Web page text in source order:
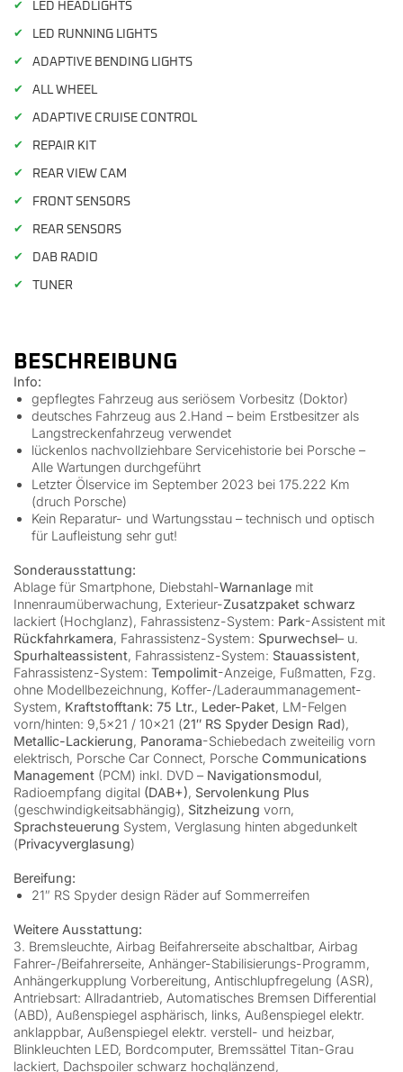
✔ LED HEADLIGHTS
✔ LED RUNNING LIGHTS
✔ ADAPTIVE BENDING LIGHTS
✔ ALL WHEEL
✔ ADAPTIVE CRUISE CONTROL
✔ REPAIR KIT
✔ REAR VIEW CAM
✔ FRONT SENSORS
✔ REAR SENSORS
✔ DAB RADIO
✔ TUNER
BESCHREIBUNG
Info:
gepflegtes Fahrzeug aus seriösem Vorbesitz (Doktor)
deutsches Fahrzeug aus 2.Hand – beim Erstbesitzer als
Langstreckenfahrzeug verwendet
lückenlos nachvollziehbare Servicehistorie bei Porsche –
Alle Wartungen durchgeführt
Letzter Ölservice im September 2023 bei 175.222 Km
(druch Porsche)
Kein Reparatur- und Wartungsstau – technisch und optisch
für Laufleistung sehr gut!
Sonderausstattung:
Ablage für Smartphone, Diebstahl-Warnanlage mit
Innenraumüberwachung, Exterieur-Zusatzpaket schwarz
lackiert (Hochglanz), Fahrassistenz-System: Park-Assistent mit
Rückfahrkamera, Fahrassistenz-System: Spurwechsel– u.
Spurhalteassistent, Fahrassistenz-System: Stauassistent,
Fahrassistenz-System: Tempolimit-Anzeige, Fußmatten, Fzg.
ohne Modellbezeichnung, Koffer-/Laderaummanagement-
System, Kraftstofftank: 75 Ltr., Leder-Paket, LM-Felgen
vorn/hinten: 9,5×21 / 10×21 (21″ RS Spyder Design Rad),
Metallic-Lackierung, Panorama-Schiebedach zweiteilig vorn
elektrisch, Porsche Car Connect, Porsche Communications
Management (PCM) inkl. DVD – Navigationsmodul,
Radioempfang digital (DAB+), Servolenkung Plus
(geschwindigkeitsabhängig), Sitzheizung vorn,
Sprachsteuerung System, Verglasung hinten abgedunkelt
(Privacyverglasung)
Bereifung:
21″ RS Spyder design Räder auf Sommerreifen
Weitere Ausstattung:
3. Bremsleuchte, Airbag Beifahrerseite abschaltbar, Airbag
Fahrer-/Beifahrerseite, Anhänger-Stabilisierungs-Programm,
Anhängerkupplung Vorbereitung, Antischlupfregelung (ASR),
Antriebsart: Allradantrieb, Automatisches Bremsen Differential
(ABD), Außenspiegel asphärisch, links, Außenspiegel elektr.
anklappbar, Außenspiegel elektr. verstell- und heizbar,
Blinkleuchten LED, Bordcomputer, Bremssättel Titan-Grau
lackiert, Dachspoiler schwarz hochglänzend,